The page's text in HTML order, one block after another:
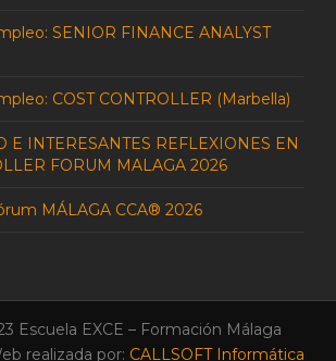
SENIOR FINANCE ANALYST
COST CONTROLLER (Marbella)
E INTERESANTES REFLEXIONES EN
FORUM MALAGA 2026
MÁLAGA CCA® 2026
Escuela EXCE – Formación Málaga
realizada por: CALLSOFT Informática